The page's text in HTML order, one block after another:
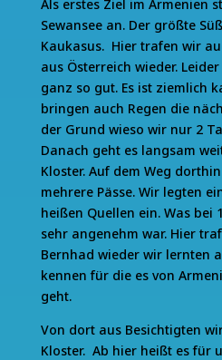
Als erstes Ziel im Armenien
Sewansee an. Der größte
Kaukasus. Hier trafen wir
aus Österreich wieder.
ganz so gut. Es ist ziemlich
bringen auch Regen die
der Grund wieso wir nur 2
Danach geht es langsam
Kloster. Auf dem Weg
mehrere Pässe. Wir legten
heißen Quellen ein. Was bei
sehr angenehm war. Hier
Bernhad wieder wir lernten
kennen für die es von
geht.
Von dort aus Besichtigten
Kloster. Ab hier heißt es für